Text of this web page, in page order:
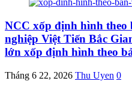
NCC xốp định hình theo
nghiệp Việt Tiến Bắc
lớn xốp định hình theo
Tháng 6 22, 2026 Thu Uyen 0